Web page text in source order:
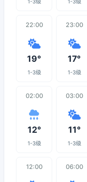
1-3级 1-3级
22:00
19°
1-3级
23:00
17°
1-3级
02:00
12°
1-3级
03:00
11°
1-3级
12:00 06:00